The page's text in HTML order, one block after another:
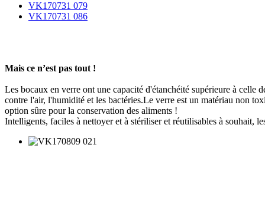
VK170731 079
VK170731 086
Mais ce n’est pas tout !
Les bocaux en verre ont une capacité d'étanchéité supérieure à celle
contre l'air, l'humidité et les bactéries.Le verre est un matériau non
option sûre pour la conservation des aliments !
Intelligents, faciles à nettoyer et à stériliser et réutilisables à souhait,